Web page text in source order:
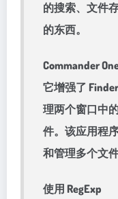
的搜索、文件
的东西。
Commander
它增强了
理两个窗口中
件。该应用程
和管理多个文件
使用 RegExp